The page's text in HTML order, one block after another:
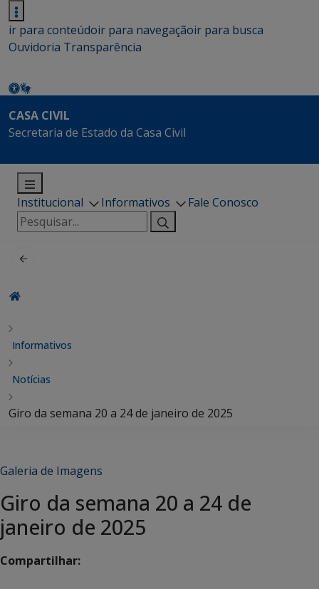
ir para conteúdoir para navegaçãoir para busca
Ouvidoria Transparência
CASA CIVIL
Secretaria de Estado da Casa Civil
Institucional Informativos
Fale Conosco
Pesquisar
por:
Informativos
Notícias
Giro da semana 20 a 24 de janeiro de 2025
Galeria de Imagens
Giro da semana 20 a 24 de
janeiro de 2025
Compartilhar: